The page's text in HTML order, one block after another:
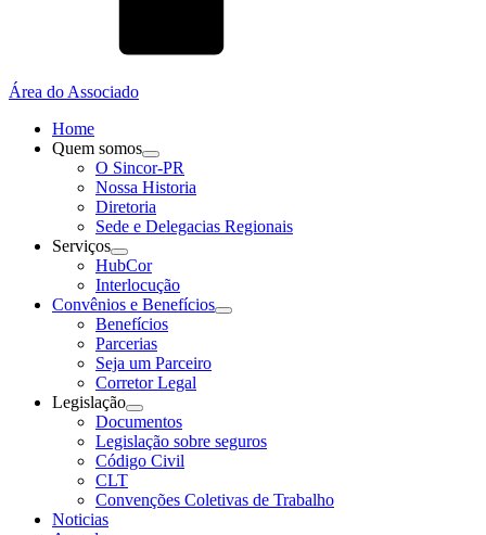
Área do Associado
Home
Quem somos
O Sincor-PR
Nossa Historia
Diretoria
Sede e Delegacias Regionais
Serviços
HubCor
Interlocução
Convênios e Benefícios
Benefícios
Parcerias
Seja um Parceiro
Corretor Legal
Legislação
Documentos
Legislação sobre seguros
Código Civil
CLT
Convenções Coletivas de Trabalho
Noticias